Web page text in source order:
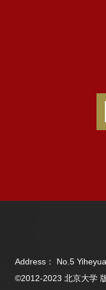
Address： No.5
©2012-2023 北京大学